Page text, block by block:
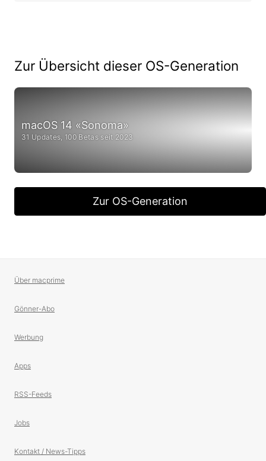
Zur Übersicht dieser OS-Generation
macOS 14 «Sonoma»
31 Updates, 100 Betas seit 2023
Zur OS-Generation
Über macprime
Gönner-Abo
Werbung
Apps
RSS-Feeds
Jobs
Kontakt / News-Tipps